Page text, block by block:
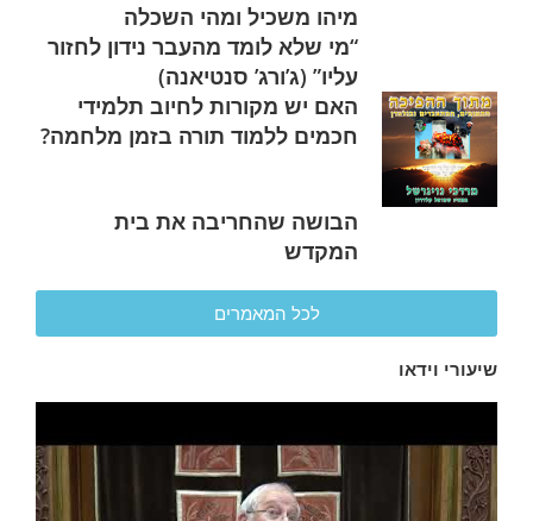
מיהו משכיל ומהי השכלה
“מי שלא לומד מהעבר נידון לחזור
עליו” (ג’ורג’ סנטיאנה)
האם יש מקורות לחיוב תלמידי
חכמים ללמוד תורה בזמן מלחמה?
הבושה שהחריבה את בית
המקדש
לכל המאמרים
שיעורי וידאו